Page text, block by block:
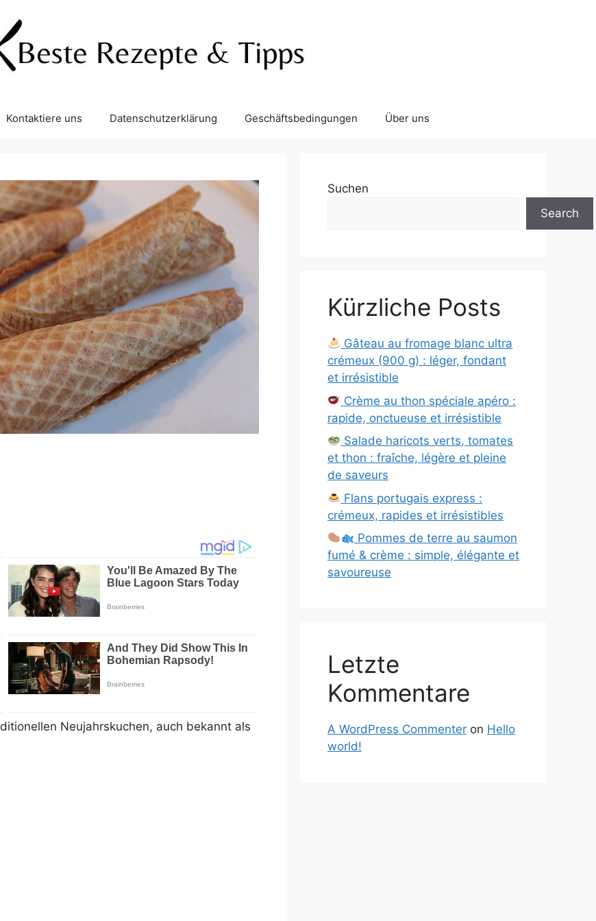
Kontaktiere uns Datenschutzerklärung Geschäftsbedingungen Über uns
Neujahrskuchen, auch bekannt als
Suchen
Search
Kürzliche Posts
Gâteau au fromage blanc ultra
crémeux (900 g) : léger, fondant
et irrésistible
Crème au thon spéciale apéro :
rapide, onctueuse et irrésistible
Salade haricots verts, tomates
et thon : fraîche, légère et pleine
de saveurs
Flans portugais express :
crémeux, rapides et irrésistibles
Pommes de terre au saumon
fumé & crème : simple, élégante et
savoureuse
Letzte
Kommentare
A WordPress Commenter on Hello
world!